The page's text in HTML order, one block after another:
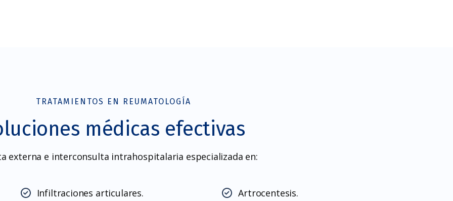
TRATAMIENTOS EN REUMATOLOGÍA
médicas efectivas
externa e interconsulta intrahospitalaria especializada en:
Infiltraciones articulares. Artrocentesis.